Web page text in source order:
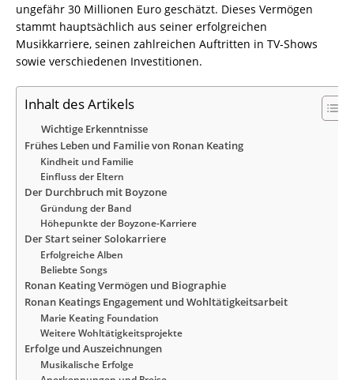
ungefähr 30 Millionen Euro geschätzt. Dieses Vermögen
stammt hauptsächlich aus seiner erfolgreichen
Musikkarriere, seinen zahlreichen Auftritten in TV-Shows
sowie verschiedenen Investitionen.
Inhalt des Artikels
Wichtige Erkenntnisse
Frühes Leben und Familie von Ronan Keating
Kindheit und Familie
Einfluss der Eltern
Der Durchbruch mit Boyzone
Gründung der Band
Höhepunkte der Boyzone-Karriere
Der Start seiner Solokarriere
Erfolgreiche Alben
Beliebte Songs
Ronan Keating Vermögen und Biographie
Ronan Keatings Engagement und Wohltätigkeitsarbeit
Marie Keating Foundation
Weitere Wohltätigkeitsprojekte
Erfolge und Auszeichnungen
Musikalische Erfolge